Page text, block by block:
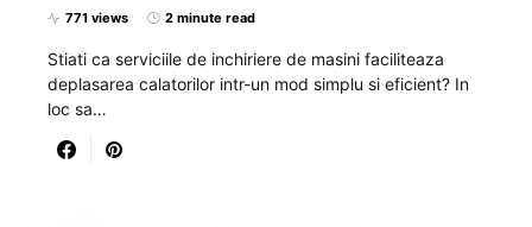
771 views 2 minute read
Stiati ca serviciile de inchiriere de masini faciliteaza
deplasarea calatorilor intr-un mod simplu si eficient? In
loc sa…